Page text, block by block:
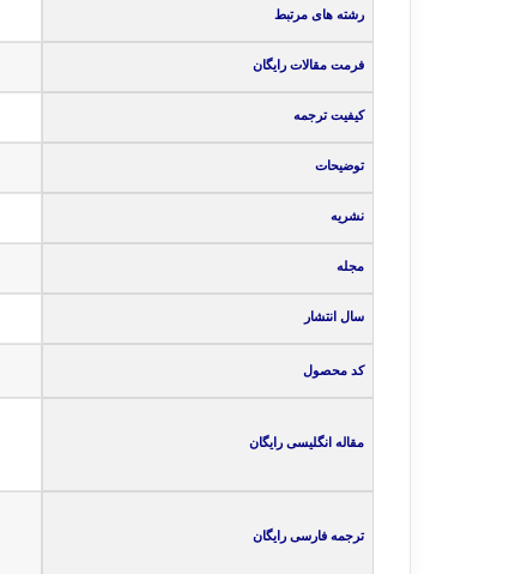
رشته های مرتبط
فرمت مقالات رایگان
کیفیت ترجمه
توضیحات
نشریه
مجله
سال انتشار
کد محصول
مقاله انگلیسی رایگان
ترجمه فارسی رایگان